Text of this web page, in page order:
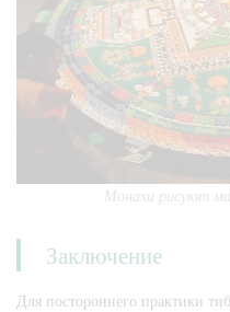
Монахи рисуют
Заключение
Для постороннего практики